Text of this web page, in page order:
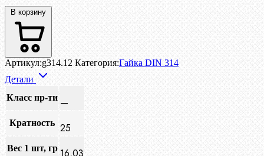
В корзину
Артикул:g314.12 Категория:Гайка DIN 314
Детали
Класс пр-ти —
Кратность 25
Вес 1 шт, гр